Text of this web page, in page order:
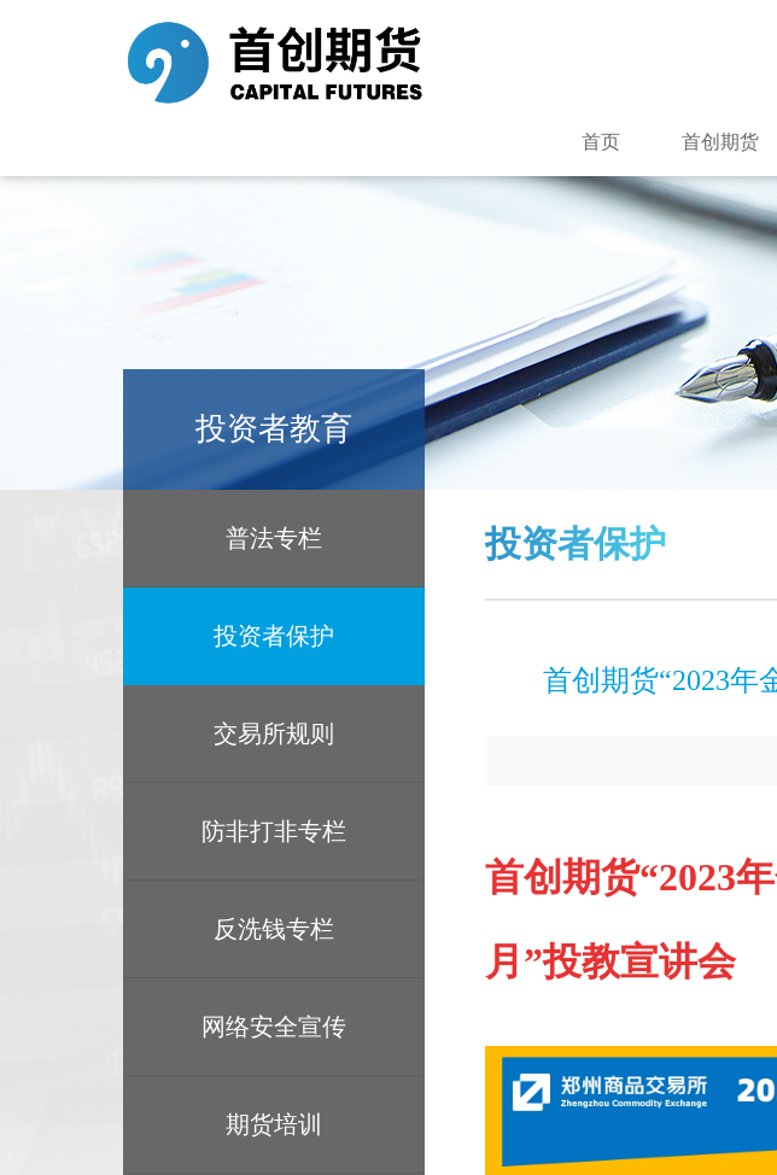
首页 首创期货
投资者教育
普法专栏
投资者保护
交易所规则
防非打非专栏
反洗钱专栏
网络安全宣传
期货培训
投资者保护
首创期货“2023年
首创期货“2023
月”投教宣讲会